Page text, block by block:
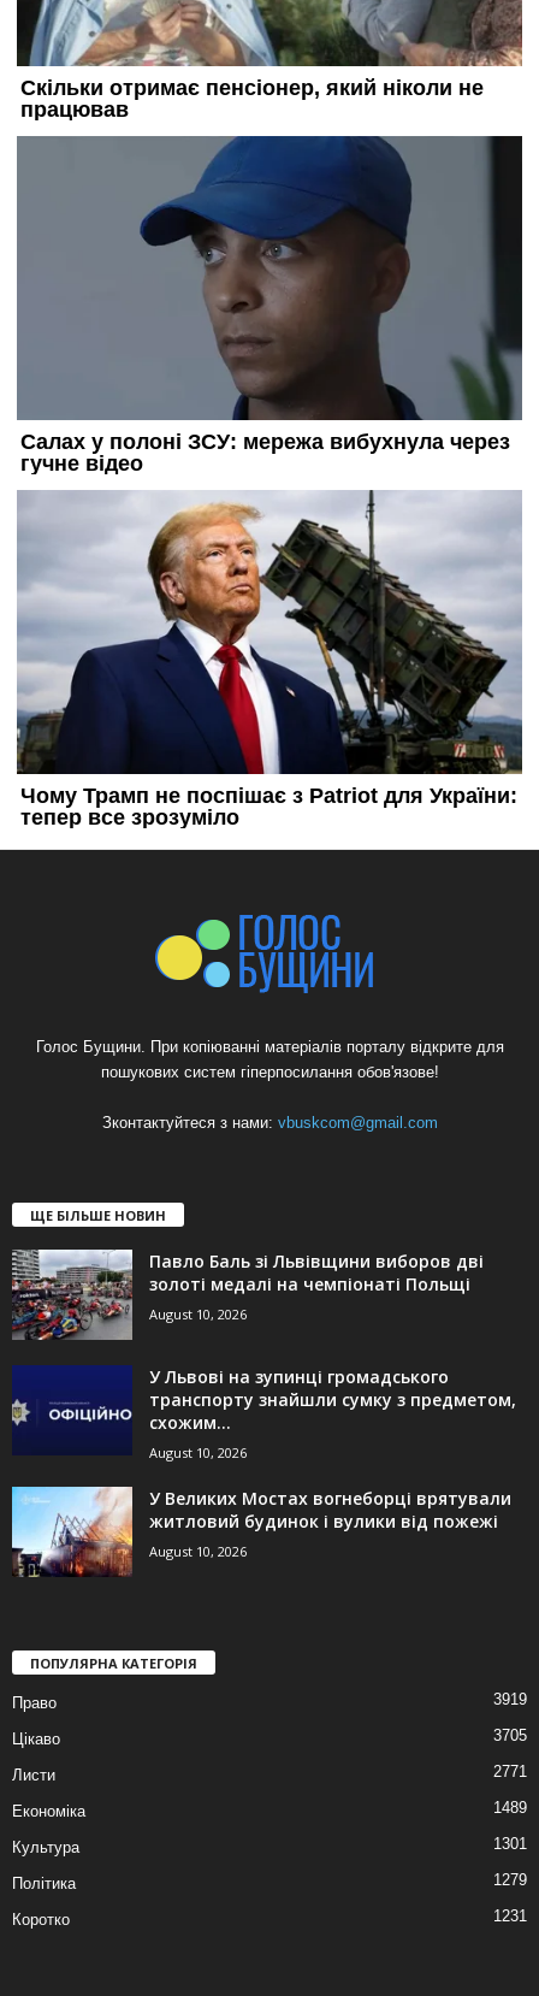
Голос Бущини. При копіюванні матеріалів порталу відкрите для
пошукових систем гіперпосилання обов'язове!
Зконтактуйтеся з нами: vbuskcom@gmail.com
ЩЕ БІЛЬШЕ НОВИН
Павло Баль зі Львівщини виборов дві
золоті медалі на чемпіонаті Польщі
August 10, 2026
У Львові на зупинці громадського
транспорту знайшли сумку з предметом,
схожим...
August 10, 2026
У Великих Мостах вогнеборці врятували
житловий будинок і вулики від пожежі
August 10, 2026
ПОПУЛЯРНА КАТЕГОРІЯ
Право 3919
Цікаво 3705
Листи 2771
Економіка 1489
Культура 1301
Політика 1279
Коротко 1231